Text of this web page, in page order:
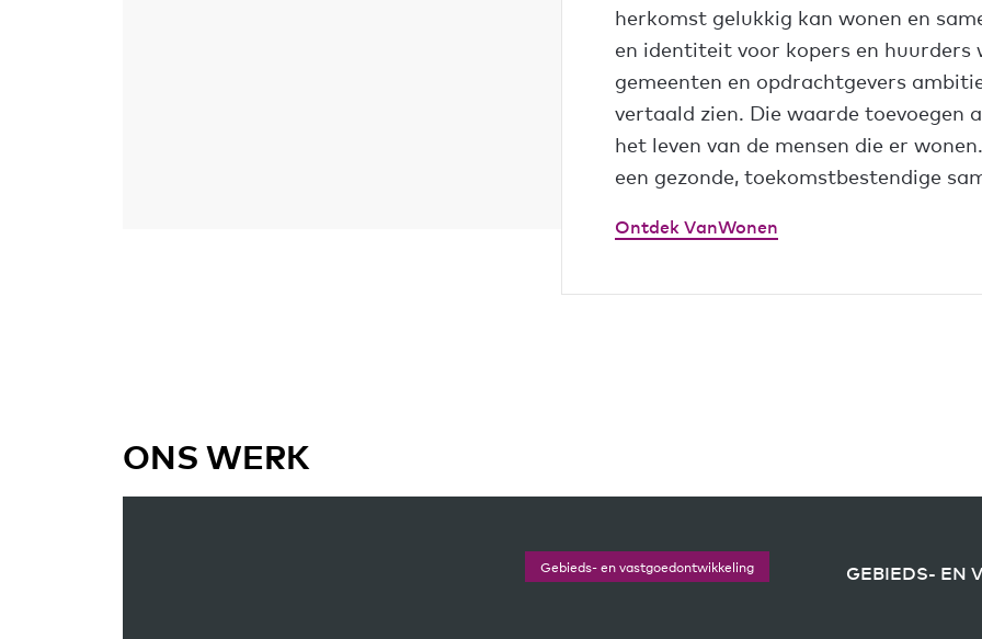
herkomst gelukkig kan wonen en
en identiteit voor kopers en huurders
gemeenten en opdrachtgevers
vertaald zien. Die waarde toevoegen
het leven van de mensen die er
een gezonde, toekomstbestendige
Ontdek VanWonen
ONS WERK
Gebieds- en vastgoedontwikkeling GEBIEDS- EN
Gebieds- en vastgoedontwikkeling GEBIEDS- EN